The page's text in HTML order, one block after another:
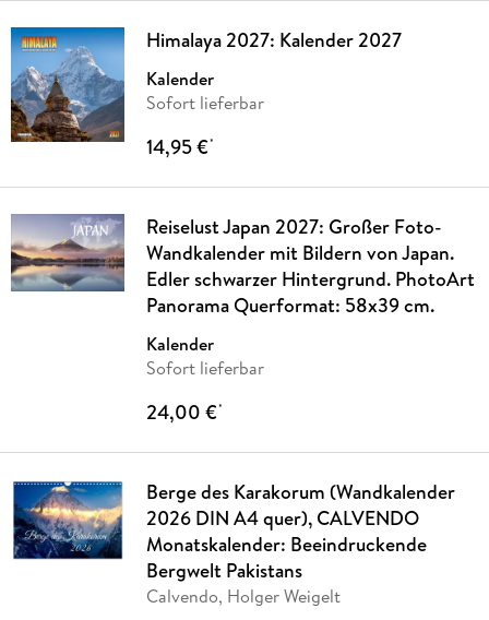
Himalaya 2027: Kalender 2027
Kalender
Sofort lieferbar
14,95 €*
Reiselust Japan 2027: Großer Foto-
Wandkalender mit Bildern von Japan.
Edler schwarzer Hintergrund. PhotoArt
Panorama Querformat: 58x39 cm.
Kalender
Sofort lieferbar
24,00 €*
Berge des Karakorum (Wandkalender
2026 DIN A4 quer), CALVENDO
Monatskalender: Beeindruckende
Bergwelt Pakistans
Calvendo, Holger Weigelt